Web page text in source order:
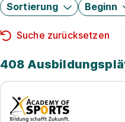
Sortierung Beginn
Suche zurücksetzen
408